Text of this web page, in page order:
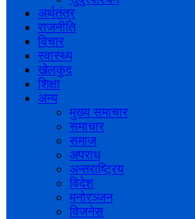
अर्थतंत्र
राजनीति
विचार
स्वास्थ्य
खेलकुद
शिक्षा
अन्य
मुख्य समाचार
समाचार
समाज
अपराध
अन्तराष्ट्रिय
विदेश
मनोरञ्जन
विजनेस